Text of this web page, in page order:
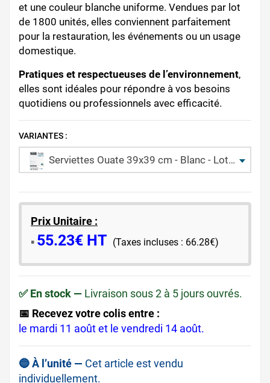
et une couleur blanche uniforme. Vendues par lot
de 1800 unités, elles conviennent parfaitement
pour la restauration, les événements ou un usage
domestique.
Pratiques et respectueuses de l’environnement,
elles sont idéales pour répondre à vos besoins
quotidiens ou professionnels avec efficacité.
VARIANTES :
Serviettes Ouate 39x39 cm - Blanc - Lot de 1800 - 2 plis
Prix Unitaire :
​▪️​ 55.23€ HT (Taxes incluses : 66.28€)
✅ En stock — Livraison sous 2 à 5 jours ouvrés.
📅 Recevez votre colis entre :
le mardi 11 août et le vendredi 14 août.
🔵 À l’unité — Cet article est vendu
individuellement.